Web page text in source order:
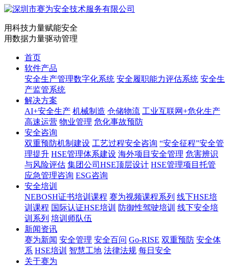
用科技力量赋能安全
用数据力量驱动管理
首页
软件产品
安全生产管理数字化系统 安全履职能力评估系统 安全生
产监管系统
解决方案
AI+安全生产 机械制造 仓储物流 工业互联网+危化生产
高速运营 物业管理 危化事故预防
安全咨询
双重预防机制建设 工艺过程安全咨询 “安全征程”安全管
理提升 HSE管理体系建设 海外项目安全管理 危害辨识
与风险评估 集团公司HSE顶层设计 HSE管理项目托管
应急管理咨询 ESG咨询
安全培训
NEBOSH证书培训课程 赛为视频课程系列 线下HSE培
训课程 国际认证HSE培训 防御性驾驶培训 线下安全培
训系列 培训师队伍
新闻资讯
赛为新闻 安全管理 安全百问 Go-RISE 双重预防 安全体
系 HSE培训 智慧工地 法律法规 每日安全
关于赛为